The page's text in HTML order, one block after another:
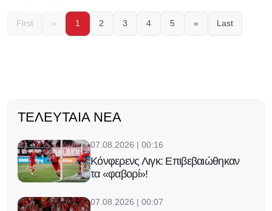
First « 1 2 3 4 5 » Last
ΤΕΛΕΥΤΑΊΑ ΝΈΑ
07.08.2026 | 00:16
Κόνφερενς Λιγκ: Επιβεβαιώθηκαν
τα «φαβορί»!
07.08.2026 | 00:07